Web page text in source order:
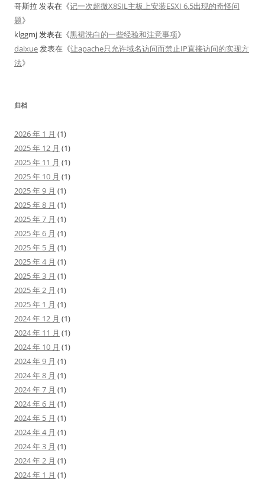
哥斯拉 发表在《记一次超微X8SIL主板上安装ESXI 6.5出现的奇怪问
题》
klggmj发表在《黑裙洗白的一些经验和注意事项》
daixue发表在《让apache只允许域名访问而禁止IP直接访问的实现方
法》
归档
2026 年 1 月 (1)
2025 年 12 月 (1)
2025 年 11 月 (1)
2025 年 10 月 (1)
2025 年 9 月 (1)
2025 年 8 月 (1)
2025 年 7 月 (1)
2025 年 6 月 (1)
2025 年 5 月 (1)
2025 年 4 月 (1)
2025 年 3 月 (1)
2025 年 2 月 (1)
2025 年 1 月 (1)
2024 年 12 月 (1)
2024 年 11 月 (1)
2024 年 10 月 (1)
2024 年 9 月 (1)
2024 年 8 月 (1)
2024 年 7 月 (1)
2024 年 6 月 (1)
2024 年 5 月 (1)
2024 年 4 月 (1)
2024 年 3 月 (1)
2024 年 2 月 (1)
2024 年 1 月 (1)